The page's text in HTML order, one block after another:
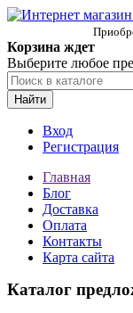
Корзина ждет
Выберите любое
Найти
Вход
Регистрация
Главная
Блог
Доставка
Оплата
Контакты
Карта сайта
Каталог